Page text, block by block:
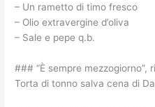
– Un rametto di timo fresco
– Olio extravergine d’oliva
– Sale e pepe q.b.
### “È sempre
Torta di tonno salva cena di